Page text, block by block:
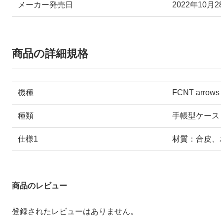
メーカー発売日 2022年10月
商品の詳細規格
機種 FCNT arrows
種類 手帳型ケース
仕様1 材質：合皮
商品のレビュー
登録されたレビューはありません。